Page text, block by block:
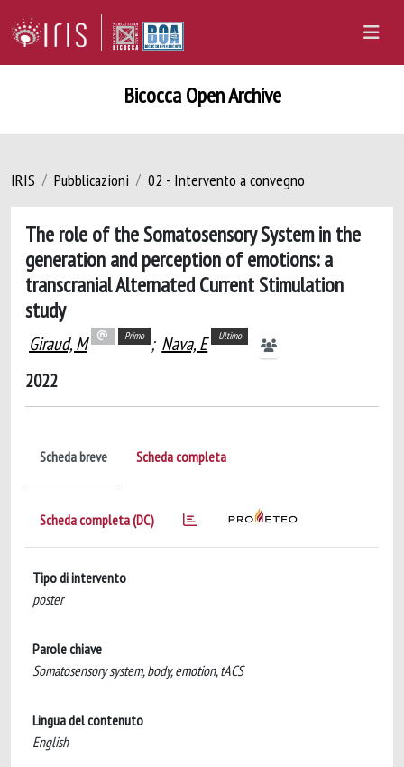
Bicocca Open Archive
IRIS Pubblicazioni 02 - Intervento a convegno
The role of the Somatosensory System in the
generation and perception of emotions: a
transcranial Alternated Current Stimulation
study
Giraud, M Primo ; Nava, E Ultimo
2022
Scheda breve Scheda completa
Scheda completa (DC)
Tipo di intervento
poster
Parole chiave
Somatosensory system, body, emotion, tACS
Lingua del contenuto
English